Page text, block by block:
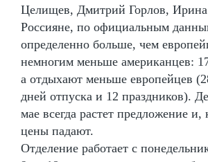
Целищев, Дмитрий Горлов, Ирина
Россияне, по официальным
определенно больше, чем
немногим меньше американцев:
а отдыхают меньше европейцев
дней отпуска и 12 праздников).
мае всегда растет предложение и,
цены падают.
Отделение работает с